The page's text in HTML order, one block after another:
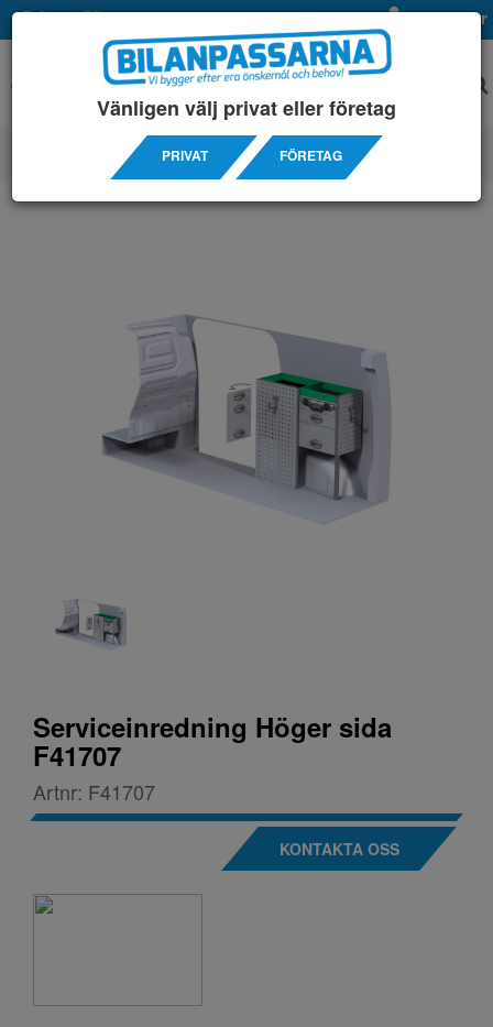
Privat Företag Mina sidor
SERVICEINREDNINGAR/ MERCEDES/ VITO KOMPAKT 14-
Serviceinredning Höger sida
F41707
Artnr: F41707
KONTAKTA OSS
Vänligen välj privat eller företag
PRIVAT FÖRETAG